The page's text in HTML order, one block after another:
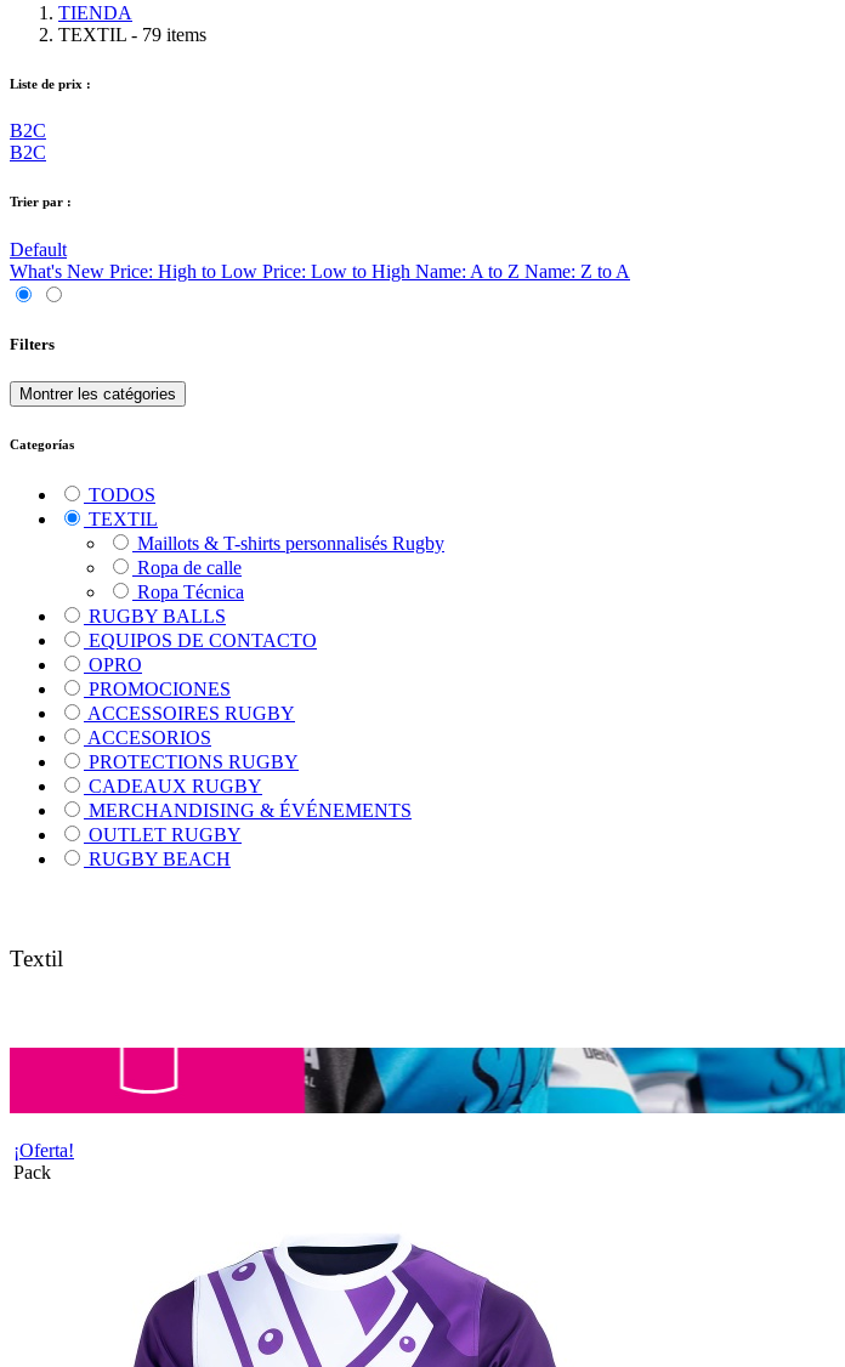
TIENDA
TEXTIL - 79 items
Liste de prix :
B2C
B2C
Trier par :
Default
What's New Price: High to Low Price: Low to High Name: A to Z Name: Z to A
Filters
Montrer les catégories
Categorías
TODOS
TEXTIL
Maillots & T-shirts personnalisés Rugby
Ropa de calle
Ropa Técnica
RUGBY BALLS
EQUIPOS DE CONTACTO
OPRO
PROMOCIONES
ACCESSOIRES RUGBY
ACCESORIOS
PROTECTIONS RUGBY
CADEAUX RUGBY
MERCHANDISING & ÉVÉNEMENTS
OUTLET RUGBY
RUGBY BEACH
Textil
¡Oferta!
Pack